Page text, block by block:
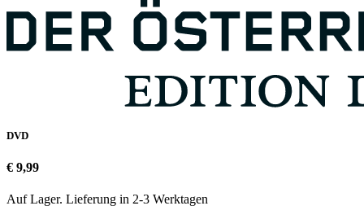
DVD
€ 9,99
Auf Lager. Lieferung in 2-3 Werktagen